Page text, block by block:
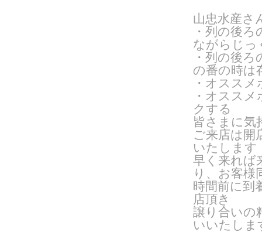
山忠水産さ
・列の後
ながらじっ
・列の後
の番の時は
・オスス
・オスス
クする
皆さまに気
ご来店は開
いたします
早く来れば
り、お客様
時間前に到
店頂き
譲り合いの
いいたしま